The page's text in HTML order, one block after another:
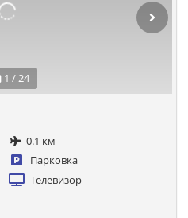
1 / 24
0.1 км
Парковка
Телевизор